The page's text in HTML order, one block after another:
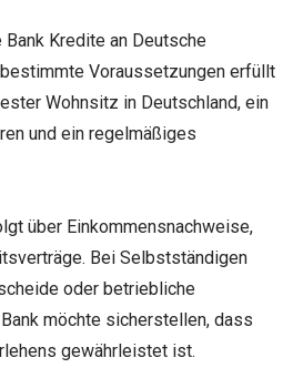
Kredite an Deutsche
Voraussetzungen erfüllt
Wohnsitz in Deutschland, ein
und ein regelmäßiges
über Einkommensnachweise,
Bei Selbstständigen
oder betriebliche
möchte sicherstellen, dass
gewährleistet ist.